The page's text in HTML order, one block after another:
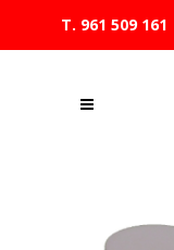
T. 961 509 161